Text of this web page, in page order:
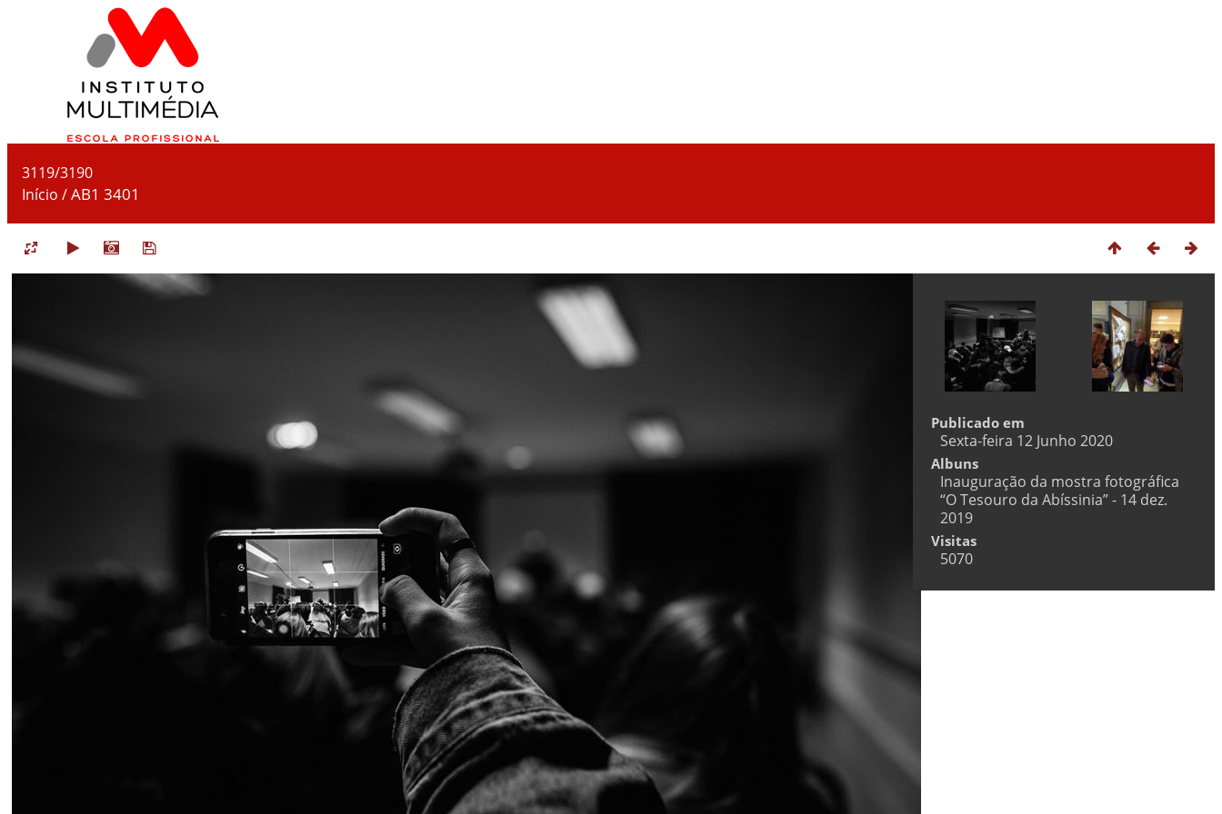
3119/3190
Início /AB1 3401
Publicado em
Sexta-feira 12 Junho 2020
Albuns
Inauguração da mostra fotográfica
“O Tesouro da Abíssinia” - 14 dez.
2019
Visitas
5070